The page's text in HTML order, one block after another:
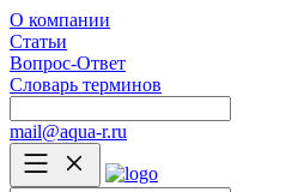
О компании
Статьи
Вопрос-Ответ
Словарь терминов
mail@aqua-r.ru